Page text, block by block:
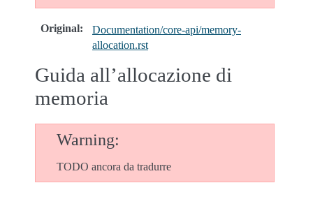
Original:
Documentation/core-api/memory-
allocation.rst
Guida all’allocazione di
memoria
Warning
TODO ancora da tradurre